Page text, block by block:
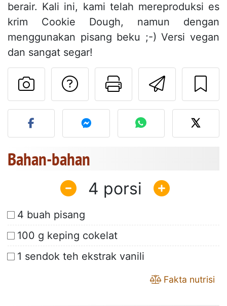
berair. Kali ini, kami telah mereproduksi es
krim Cookie Dough, namun dengan
menggunakan pisang beku ;-) Versi vegan
dan sangat segar!
Kirim
Cetak
Mengajukan
Unggah foto Anda dari
Bahan-bahan
4
4 buah pisang
100 g keping cokelat
1 sendok teh ekstrak vanili
Fakta nutrisi